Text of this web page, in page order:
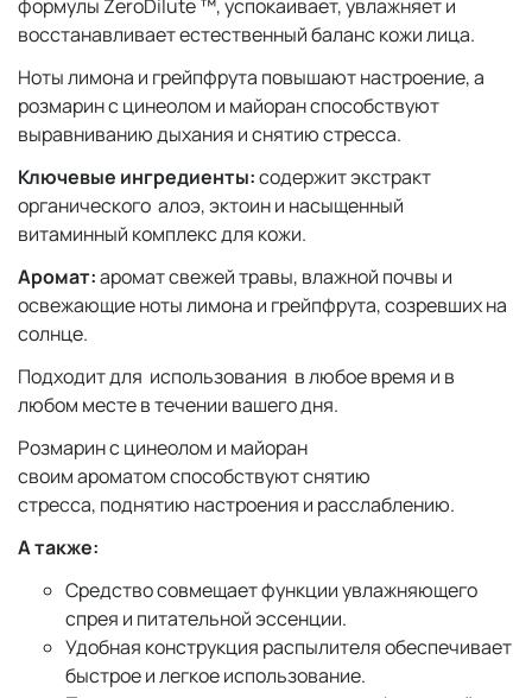
формулы ZeroDilute ™, успокаивает, увлажняет и
восстанавливает естественный баланс кожи лица.
Ноты лимона и грейпфрута повышают настроение, а
розмарин с цинеолом и майоран способствуют
выравниванию дыхания и снятию стресса.
Ключевые ингредиенты:содержит экстракт
органического алоэ, эктоин и насыщенный
витаминный комплекс для кожи.
Аромат:аромат свежей травы, влажной почвы и
освежающие ноты лимона и грейпфрута, созревших на
солнце.
Подходит для использования в любое время и в
любом месте в течении вашего дня.
Розмарин с цинеолом и майоран
своим ароматом способствуют снятию
стресса, поднятию настроения и расслаблению.
А также:
Средство совмещает функции увлажняющего
спрея и питательной эссенции.
Удобная конструкция распылителя обеспечивает
быстрое и легкое использование.